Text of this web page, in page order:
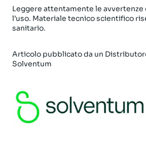
Leggere attentamente le avvertenze
l’uso. Materiale tecnico scientifico
sanitario.
Articolo pubblicato da un
Solventum